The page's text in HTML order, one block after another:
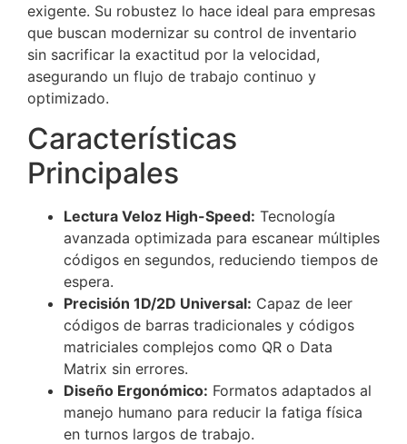
exigente. Su robustez lo hace ideal para empresas
que buscan modernizar su control de inventario
sin sacrificar la exactitud por la velocidad,
asegurando un flujo de trabajo continuo y
optimizado.
Características
Principales
Lectura Veloz High-Speed: Tecnología
avanzada optimizada para escanear múltiples
códigos en segundos, reduciendo tiempos de
espera.
Precisión 1D/2D Universal: Capaz de leer
códigos de barras tradicionales y códigos
matriciales complejos como QR o Data
Matrix sin errores.
Diseño Ergonómico: Formatos adaptados al
manejo humano para reducir la fatiga física
en turnos largos de trabajo.